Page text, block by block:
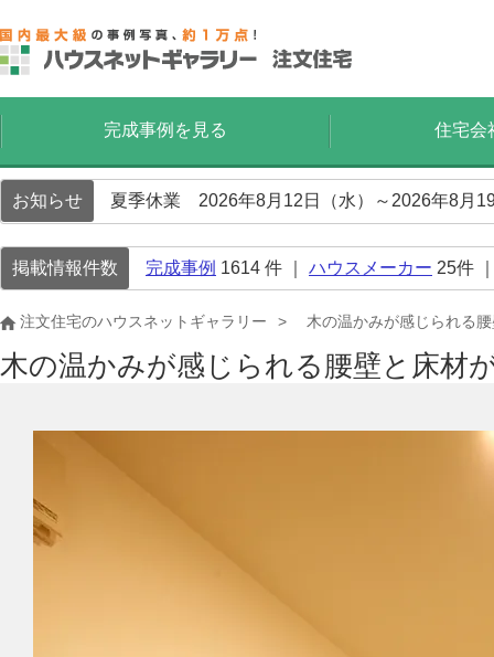
完成事例を見る 住宅会
お知らせ 夏季休業 2026年8月12日（水）～2026年8月
掲載情報件数 完成事例 1614 件 ｜ ハウスメーカー 25件
注文住宅のハウスネットギャラリー 木の温かみが感じられる
木の温かみが感じられる腰壁と床材